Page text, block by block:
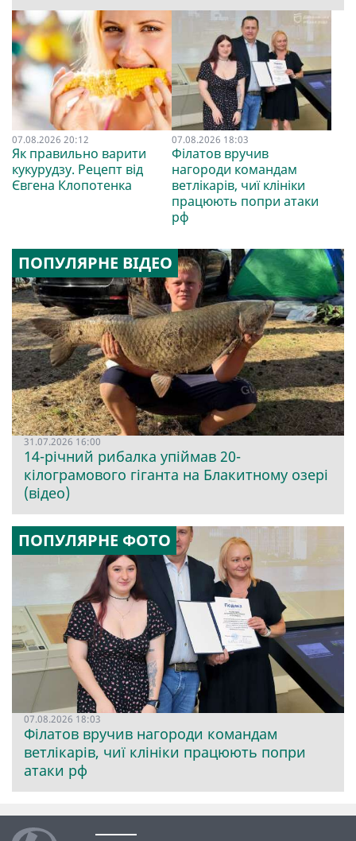
07.08.2026 20:12
Як правильно варити
кукурудзу. Рецепт від
Євгена Клопотенка
07.08.2026 18:03
Філатов вручив
нагороди командам
ветлікарів, чиї клініки
працюють попри атаки
рф
ПОПУЛЯРНЕ ВІДЕО
31.07.2026 16:00
14-річний рибалка упіймав 20-
кілограмового гіганта на Блакитному озері
(відео)
ПОПУЛЯРНЕ ФОТО
07.08.2026 18:03
Філатов вручив нагороди командам
ветлікарів, чиї клініки працюють попри
атаки рф